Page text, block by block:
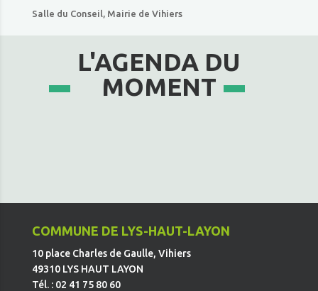
Salle du Conseil, Mairie de Vihiers
L'AGENDA DU
MOMENT
COMMUNE DE LYS-HAUT-LAYON
10 place Charles de Gaulle, Vihiers
49310 LYS HAUT LAYON
Tél. : 02 41 75 80 60